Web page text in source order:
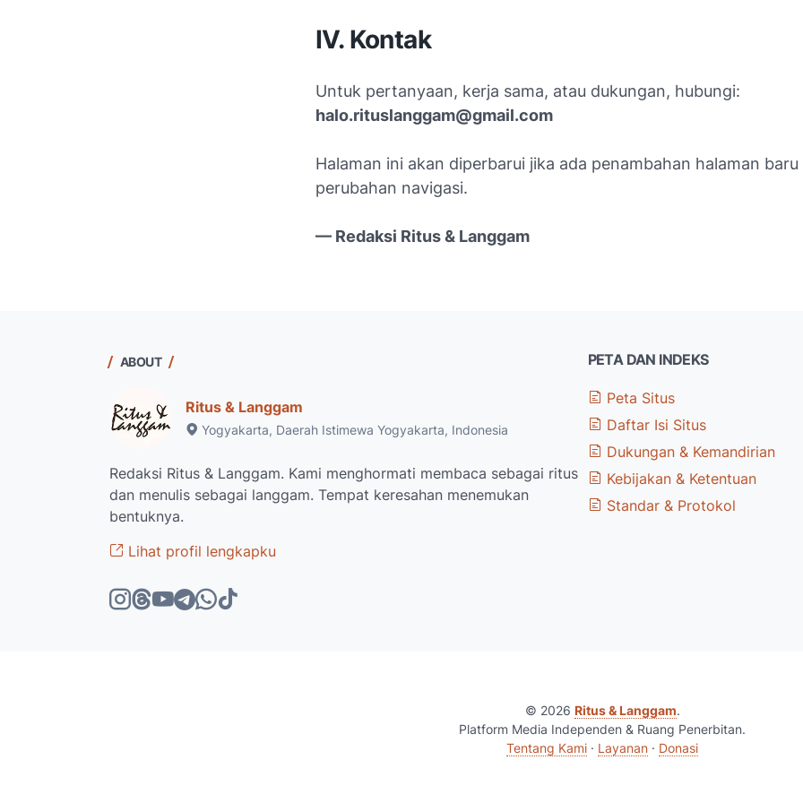
IV. Kontak
Untuk pertanyaan, kerja sama, atau dukungan, hubungi:
halo.rituslanggam@gmail.com
Halaman ini akan diperbarui jika ada penambahan halaman baru
perubahan navigasi.
— Redaksi Ritus & Langgam
ABOUT
Ritus & Langgam
Yogyakarta, Daerah Istimewa Yogyakarta, Indonesia
Redaksi Ritus & Langgam. Kami menghormati membaca sebagai ritus
dan menulis sebagai langgam. Tempat keresahan menemukan
bentuknya.
Lihat profil lengkapku
PETA DAN INDEKS
Peta Situs
Daftar Isi Situs
Dukungan & Kemandirian
Kebijakan & Ketentuan
Standar & Protokol
© 2026 Ritus & Langgam.
Platform Media Independen & Ruang Penerbitan.
Tentang Kami · Layanan · Donasi